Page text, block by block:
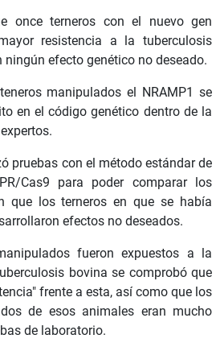
once terneros con el nuevo gen
resistencia a la tuberculosis
ningún efecto genético no deseado.
manipulados el NRAMP1 se
en el código genético dentro de la
pruebas con el método estándar de
Cas9 para poder comparar los
que los terneros en que se había
efectos no deseados.
fueron expuestos a la
bovina se comprobó que
frente a esta, así como que los
de esos animales eran mucho
de laboratorio.